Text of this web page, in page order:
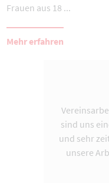
Frauen aus 18 ...
Mehr erfahren
sind uns
und sehr
unsere